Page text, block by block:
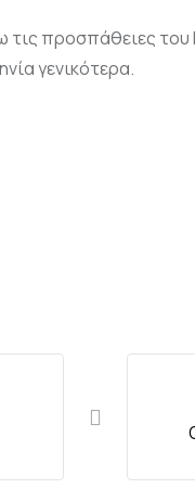
προσπάθειες
γενικότερα.